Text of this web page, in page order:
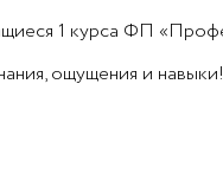
1 курса ФП
ощущения и навыки!